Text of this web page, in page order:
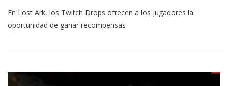
De
Lost
En Lost Ark, los Twitch Drops ofrecen a los jugadores la
oportunidad de ganar recompensas